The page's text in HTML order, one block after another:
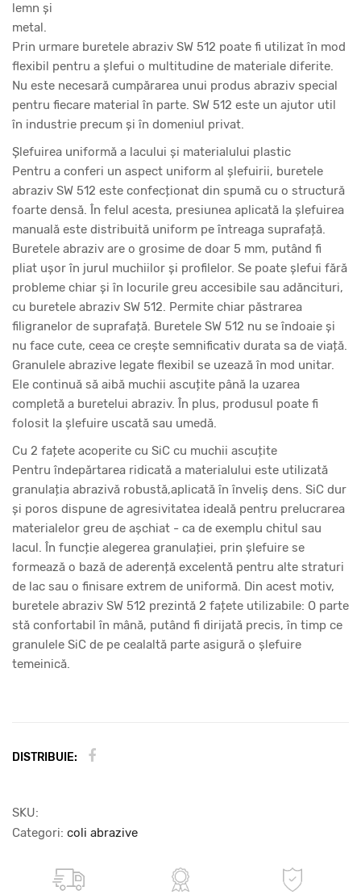
lemn și
metal.
Prin urmare buretele abraziv SW 512 poate fi utilizat în mod
flexibil pentru a șlefui o multitudine de materiale diferite.
Nu este necesară cumpărarea unui produs abraziv special
pentru fiecare material în parte. SW 512 este un ajutor util
în industrie precum și în domeniul privat.
Șlefuirea uniformă a lacului și materialului plastic
Pentru a conferi un aspect uniform al șlefuirii, buretele
abraziv SW 512 este confecționat din spumă cu o structură
foarte densă. În felul acesta, presiunea aplicată la șlefuirea
manuală este distribuită uniform pe întreaga suprafață.
Buretele abraziv are o grosime de doar 5 mm, putând fi
pliat ușor în jurul muchiilor și profilelor. Se poate șlefui fără
probleme chiar și în locurile greu accesibile sau adăncituri,
cu buretele abraziv SW 512. Permite chiar păstrarea
filigranelor de suprafață. Buretele SW 512 nu se îndoaie și
nu face cute, ceea ce crește semnificativ durata sa de viață.
Granulele abrazive legate flexibil se uzează în mod unitar.
Ele continuă să aibă muchii ascuțite până la uzarea
completă a buretelui abraziv. În plus, produsul poate fi
folosit la șlefuire uscată sau umedă.
Cu 2 fațete acoperite cu SiC cu muchii ascuțite
Pentru îndepărtarea ridicată a materialului este utilizată
granulația abrazivă robustă,aplicată în înveliș dens. SiC dur
și poros dispune de agresivitatea ideală pentru prelucrarea
materialelor greu de așchiat - ca de exemplu chitul sau
lacul. În funcție alegerea granulației, prin șlefuire se
formează o bază de aderență excelentă pentru alte straturi
de lac sau o finisare extrem de uniformă. Din acest motiv,
buretele abraziv SW 512 prezintă 2 fațete utilizabile: O parte
stă confortabil în mână, putând fi dirijată precis, în timp ce
granulele SiC de pe cealaltă parte asigură o șlefuire
temeinică.
DISTRIBUIE:
SKU:
Categori: coli abrazive